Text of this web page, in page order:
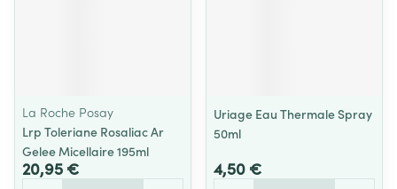
La Roche Posay
Lrp Toleriane Rosaliac Ar
Gelee Micellaire 195ml
20,95 €
Uriage Eau Thermale Spray
50ml
4,50 €